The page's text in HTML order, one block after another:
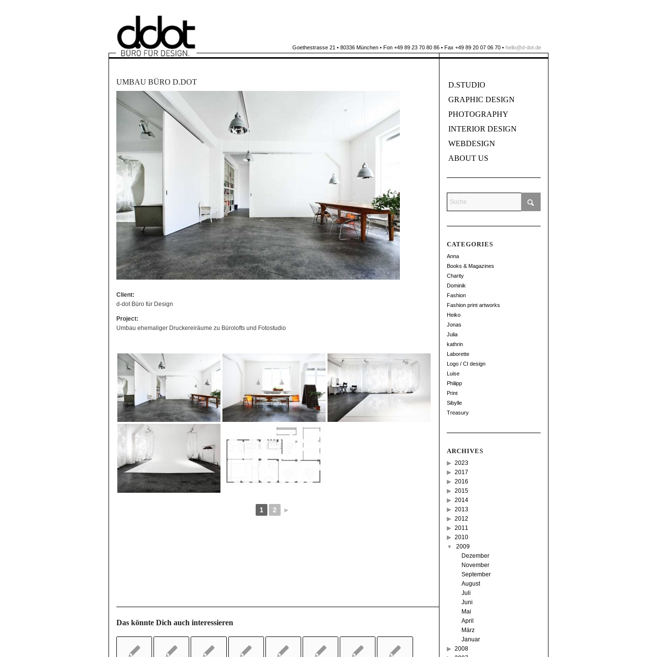
Goethestrasse 21 • 80336 München • Fon +49 89 23 70 80 86 • Fax +49 89 20 07 06 70 • hello@d-dot.de
UMBAU BÜRO D.DOT
Client:
d-dot Büro für Design
Project:
Umbau ehemaliger Druckereiräume zu Bürolofts und Fotostudio
1 2 ►
Das könnte Dich auch interessieren
D.STUDIO
GRAPHIC DESIGN
PHOTOGRAPHY
INTERIOR DESIGN
WEBDESIGN
ABOUT US
CATEGORIES
Anna
Books & Magazines
Charity
Dominik
Fashion
Fashion print artworks
Heiko
Jonas
Julia
kathrin
Laborette
Logo / CI design
Luise
Philipp
Print
Sibylle
Treasury
ARCHIVES
2023
2017
2016
2015
2014
2013
2012
2011
2010
2009
Dezember
November
September
August
Juli
Juni
Mai
April
März
Januar
2008